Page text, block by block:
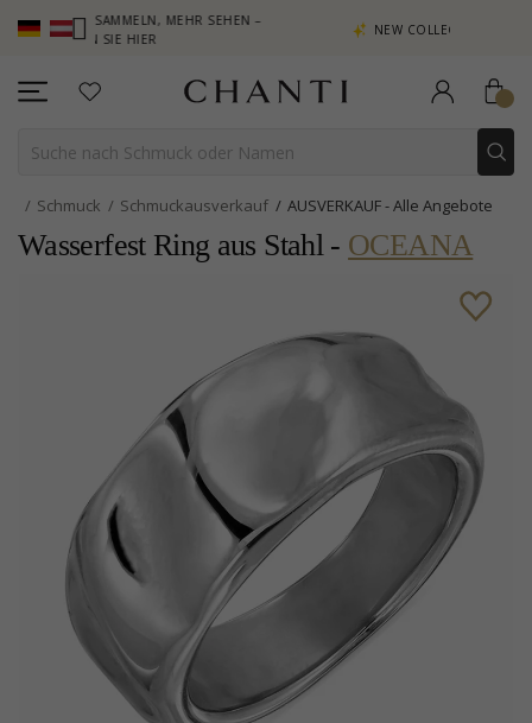
SAMMELN, MEHR SEHEN –
SIE HIER
NEW COLLECTION | AURA
Schmuck Schmuckausverkauf AUSVERKAUF - Alle Angebote
Wasserfest Ring aus Stahl - OCEANA